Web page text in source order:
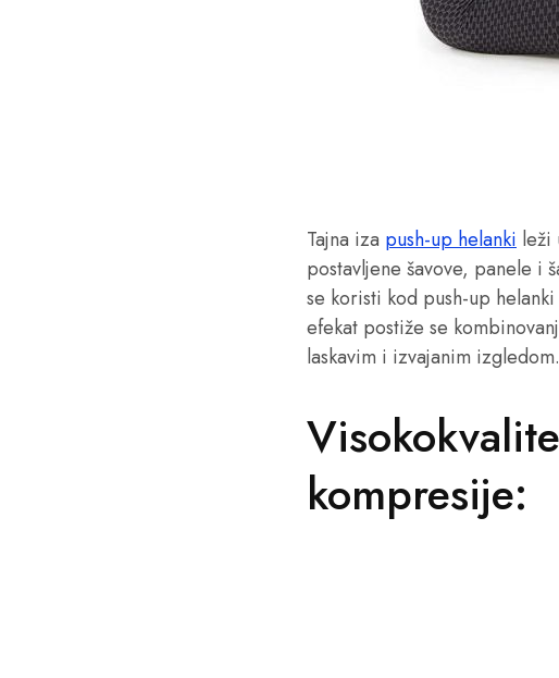
Tajna iza push-up helanki leži
postavljene šavove, panele i
se koristi kod push-up
efekat postiže se
laskavim i izvajanim izgledom.
kompresije: